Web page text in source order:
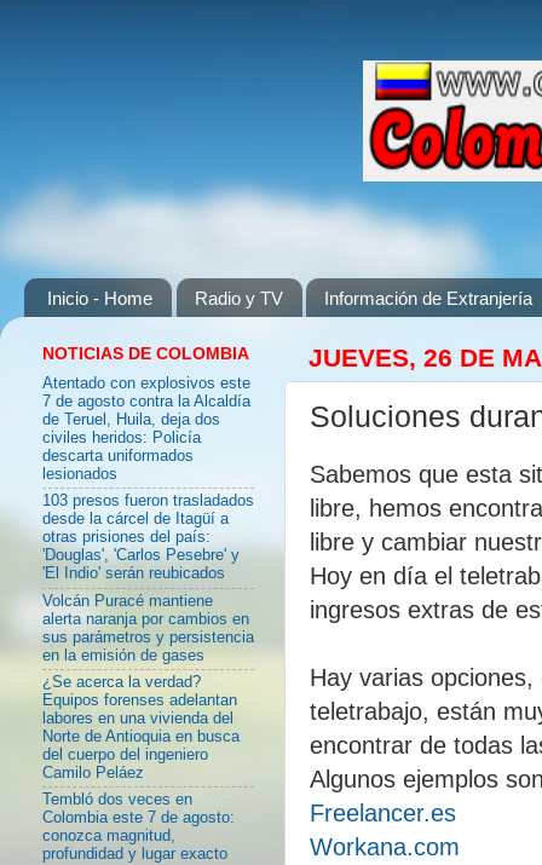
Inicio - Home Radio y TV Información de Extranjería
JUEVES, 26 DE
Soluciones
Sabemos que esta
libre, hemos
libre y cambiar
Hoy en día el
ingresos extras de
Hay varias
teletrabajo, están
encontrar de todas
Algunos ejemplos
Freelancer.es
Workana.com
NOTICIAS DE COLOMBIA
Atentado con explosivos este
7 de agosto contra la Alcaldía
de Teruel, Huila, deja dos
civiles heridos: Policía
descarta uniformados
lesionados
103 presos fueron trasladados
desde la cárcel de Itagüí a
otras prisiones del país:
'Douglas', 'Carlos Pesebre' y
'El Indio' serán reubicados
Volcán Puracé mantiene
alerta naranja por cambios en
sus parámetros y persistencia
en la emisión de gases
¿Se acerca la verdad?
Equipos forenses adelantan
labores en una vivienda del
Norte de Antioquia en busca
del cuerpo del ingeniero
Camilo Peláez
Tembló dos veces en
Colombia este 7 de agosto:
conozca magnitud,
profundidad y lugar exacto